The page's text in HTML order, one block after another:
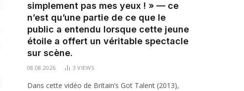
simplement pas mes yeux ! » — ce
n’est qu’une partie de ce que le
public a entendu lorsque cette jeune
étoile a offert un véritable spectacle
sur scène.
08.08.2026 3VIEWS
Dans cette vidéo de Britain’s Got Talent (2013),